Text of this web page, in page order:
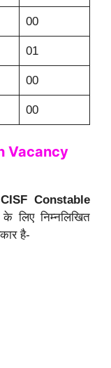
00
01
00
00
Vacancy
CISF Constable
लिए निम्नलिखित
है-